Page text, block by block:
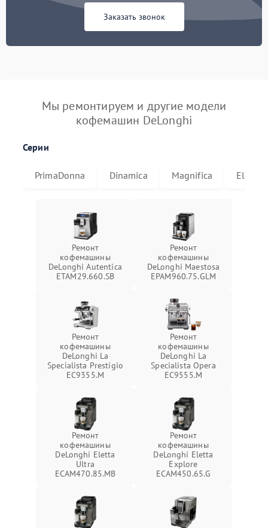
Заказать звонок
Мы ремонтируем и другие модели
кофемашин DeLonghi
Серии
PrimaDonna Dinamica Magnifica Eletta
Ремонт
кофемашины
DeLonghi Autentica
ETAM29.660.SB
Ремонт
кофемашины
DeLonghi Maestosa
EPAM960.75.GLM
Ремонт
кофемашины
DeLonghi La
Specialista Prestigio
EC9355.M
Ремонт
кофемашины
DeLonghi La
Specialista Opera
EC9555.M
Ремонт
кофемашины
DeLonghi Eletta
Ultra
ECAM470.85.MB
Ремонт
кофемашины
DeLonghi Eletta
Explore
ECAM450.65.G